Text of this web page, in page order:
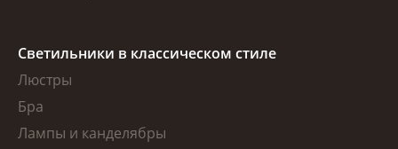
Светильники в классическом стиле
Люстры
Бра
Лампы и канделябры